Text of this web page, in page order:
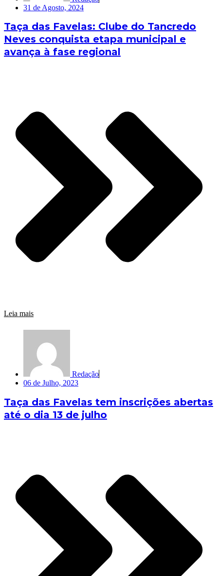
31 de Agosto, 2024
Taça das Favelas: Clube do Tancredo
Neves conquista etapa municipal e
avança à fase regional
Leia mais
Redação
06 de Julho, 2023
Taça das Favelas tem inscrições abertas
até o dia 13 de julho